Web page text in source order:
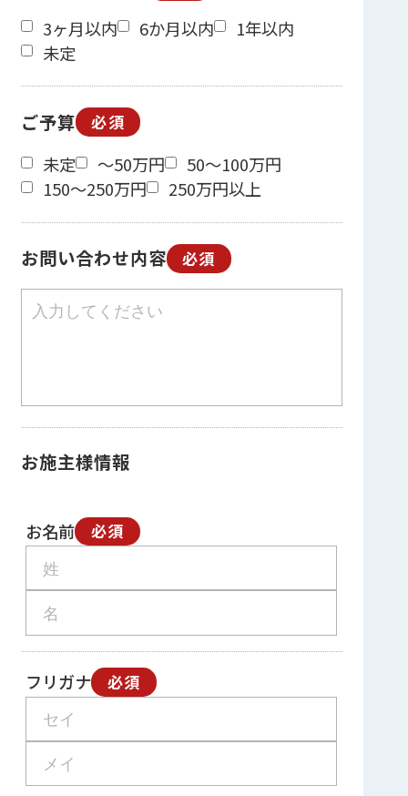
3ヶ月以内 6か月以内
1年以内
未定
ご予算 必須
未定 ～50万円
50～100万円
150～250万円
250万円以上
お問い合わせ内容 必須
お施主様情報
お名前 必須
フリガナ 必須